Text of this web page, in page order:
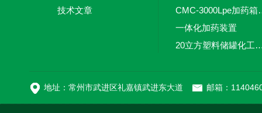
技术文章
CMC-
一体化加药装置
20立方塑料储罐化工储
地址：常州市武进区礼嘉镇武进东大道 邮箱：